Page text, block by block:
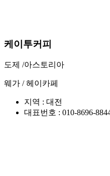
케이투커피
도제 /아스토리아
웨가 /헤이카페
지역 : 대전
대표번호 : 010-8696-